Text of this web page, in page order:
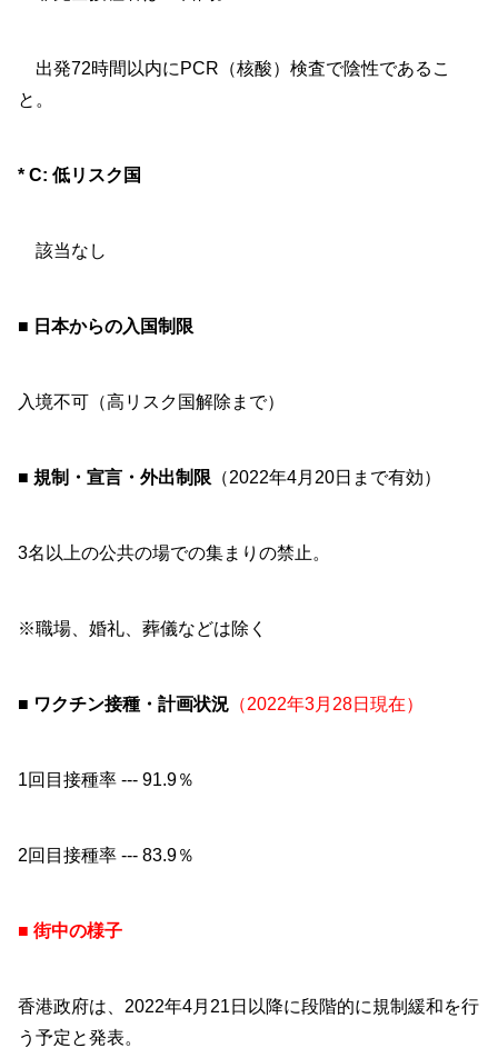
出発72時間以内にPCR（核酸）検査で陰性であるこ
と。
* C: 低リスク国
該当なし
■ 日本からの入国制限
入境不可（高リスク国解除まで）
■ 規制・宣言・外出制限 （2022年4月20日まで有効）
3名以上の公共の場での集まりの禁止。
※職場、婚礼、葬儀などは除く
■ ワクチン接種・計画状況 （2022年3月28日現在）
1回目接種率 --- 91.9％
2回目接種率 --- 83.9％
■ 街中の様子
香港政府は、2022年4月21日以降に段階的に規制緩和を行
う予定と発表。